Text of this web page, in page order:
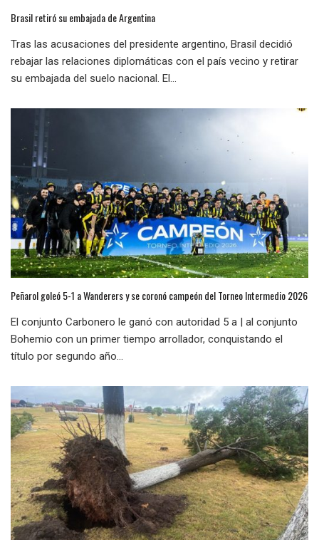
Brasil retiró su embajada de Argentina
Tras las acusaciones del presidente argentino, Brasil decidió
rebajar las relaciones diplomáticas con el país vecino y retirar
su embajada del suelo nacional. El...
Peñarol goleó 5-1 a Wanderers y se coronó campeón del Torneo Intermedio 2026
El conjunto Carbonero le ganó con autoridad 5 a | al conjunto
Bohemio con un primer tiempo arrollador, conquistando el
título por segundo año...